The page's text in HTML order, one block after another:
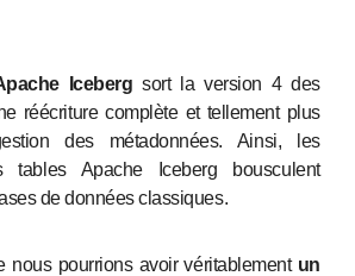
Iceberg sort la version 4 des
réécriture complète et tellement plus
des métadonnées. Ainsi, les
tables Apache Iceberg bousculent
de données classiques.
nous pourrions avoir véritablement un